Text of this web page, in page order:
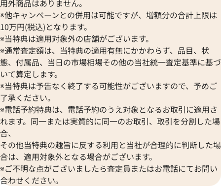
用外商品はありません。
※他キャンペーンとの併用は可能ですが、増額分の合計上限は
10万円(税込)となります。
※当特典は適用対象外の店舗がございます。
※通常査定額は、当特典の適用有無にかかわらず、品目、状
態、付属品、当日の市場相場その他の当社統一査定基準に基づ
いて算定します。
※当特典は予告なく終了する可能性がございますので、予めご
了承ください。
※電話予約特典は、電話予約のうえ対象となるお取引に適用さ
れます。同一または実質的に同一のお取引、取引を分割した場
合、
その他当特典の趣旨に反する利用と当社が合理的に判断した場
合は、適用対象外となる場合がございます。
※ご不明な点がございましたら査定員またはお電話にてお問い
合わせください。